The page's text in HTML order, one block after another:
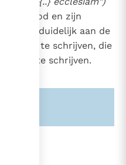
om God en zijn
en om duidelijk aan de
toe te schrijven, die
toe te schrijven.